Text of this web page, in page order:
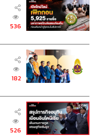
536
182
526